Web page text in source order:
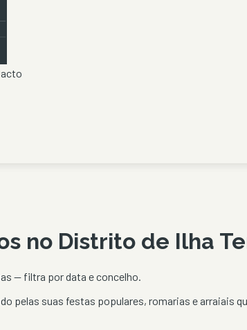
no Distrito de Ilha
— filtra por data e concelho.
pelas suas festas populares, romarias e arraiais